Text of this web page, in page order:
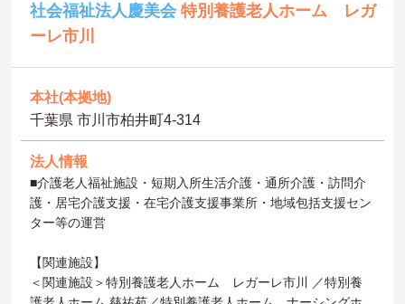
社会福祉法人慶美会特別養護老人ホーム レガ
ーレ市川
本社(本拠地)
千葉県 市川市柏井町4-314
法人情報
■介護老人福祉施設・短期入所生活介護・通所介護・訪問介
護・居宅介護支援・在宅介護支援事業所・地域包括支援セン
ター等の運営
【関連施設】
＜関連施設＞特別養護老人ホーム レガーレ市川 ／特別養